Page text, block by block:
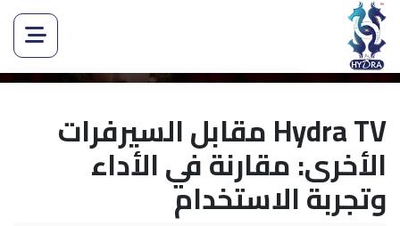
Hydra TV مقابل السيرفرات
الأخرى: مقارنة في الأداء
وتجربة الاستخدام